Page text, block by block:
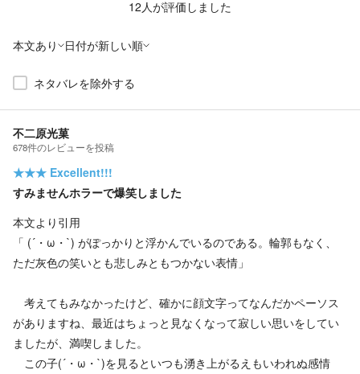
12人が評価しました
本文あり 日付が新しい順
ネタバレを除外する
不二原光菓
678件のレビューを投稿
★★★ Excellent!!!
すみませんホラーで爆笑しました
本文より引用
「 (´・ω・`) がぽっかりと浮かんでいるのである。輪郭もなく、
ただ灰色の笑いとも悲しみともつかない表情」
考えてもみなかったけど、確かに顔文字ってなんだかペーソス
がありますね、最近はちょっと見なくなって寂しい思いをしてい
ましたが、満喫しました。
この子(´・ω・`)を見るといつも湧き上がるえもいわれぬ感情